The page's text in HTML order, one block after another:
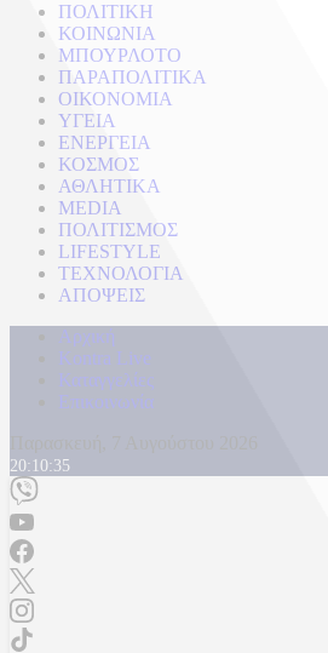
ΠΟΛΙΤΙΚΗ
ΚΟΙΝΩΝΙΑ
ΜΠΟΥΡΛΟΤΟ
ΠΑΡΑΠΟΛΙΤΙΚΑ
ΟΙΚΟΝΟΜΙΑ
ΥΓΕΙΑ
ΕΝΕΡΓΕΙΑ
ΚΟΣΜΟΣ
ΑΘΛΗΤΙΚΑ
MEDIA
ΠΟΛΙΤΙΣΜΟΣ
LIFESTYLE
ΤΕΧΝΟΛΟΓΙΑ
ΑΠΟΨΕΙΣ
Αρχική
Kontra Live
Καταγγελίες
Επικοινωνία
20:10:37